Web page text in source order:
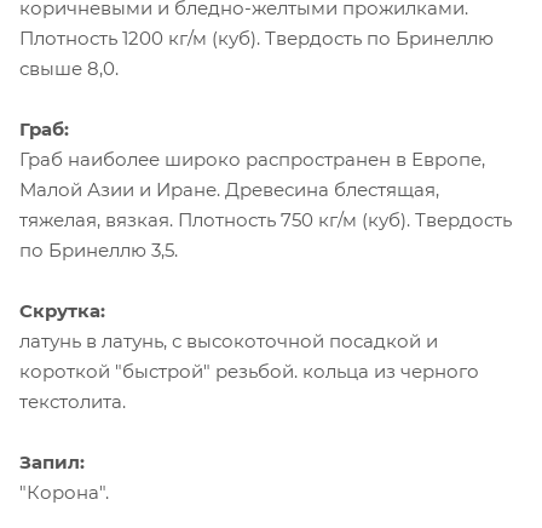
коричневыми и бледно-желтыми прожилками.
Плотность 1200 кг/м (куб). Твердость по Бринеллю
свыше 8,0.
Граб:
Граб наиболее широко распространен в Европе,
Малой Азии и Иране. Древесина блестящая,
тяжелая, вязкая. Плотность 750 кг/м (куб). Твердость
по Бринеллю 3,5.
Скрутка:
латунь в латунь, с высокоточной посадкой и
короткой "быстрой" резьбой. кольца из черного
текстолита.
Запил:
"Корона".